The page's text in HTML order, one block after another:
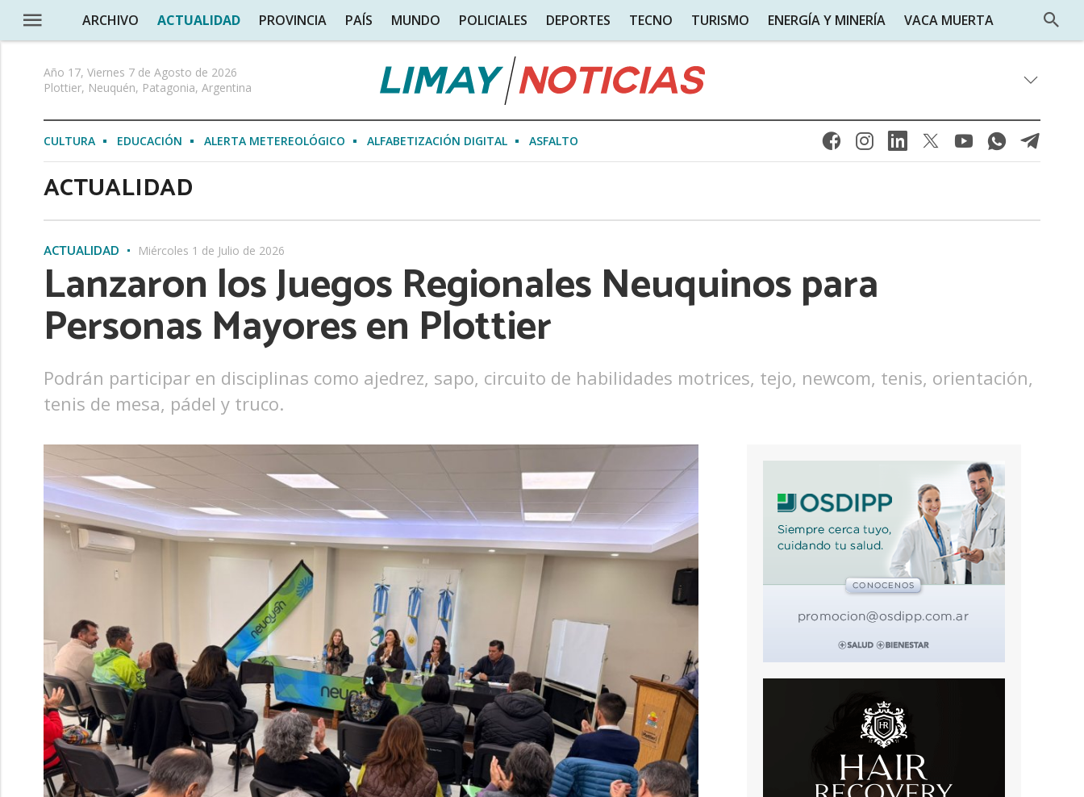
ARCHIVO ACTUALIDAD PROVINCIA PAÍS MUNDO POLICIALES DEPORTES TECNO TURISMO ENERGÍA Y MINERÍA VACA MUERTA
Año 17, Viernes 7 de Agosto de 2026
Plottier, Neuquén, Patagonia, Argentina
CULTURA EDUCACIÓN ALERTA METEREOLÓGICO ALFABETIZACIÓN DIGITAL ASFALTO
ACTUALIDAD
ACTUALIDAD Miércoles 1 de Julio de 2026
Lanzaron los Juegos Regionales Neuquinos para
Personas Mayores en Plottier
Podrán participar en disciplinas como ajedrez, sapo, circuito de habilidades motrices, tejo, newcom, tenis, orientación,
tenis de mesa, pádel y truco.